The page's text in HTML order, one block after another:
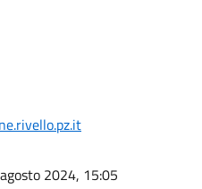
2024, 15:05